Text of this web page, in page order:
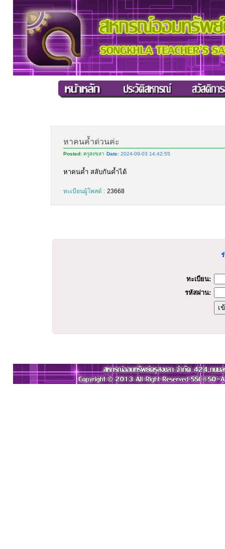
หาคนค้ำด่วนค่ะ
Posted: ครูสงขลา Date: 2024-09-03 14:42:55
หาคนค้ำ สลับกันค้ำได้
ทะเบียนผู้โพสต์ : 23668
ทะเบียน:
รหัสผ่าน: